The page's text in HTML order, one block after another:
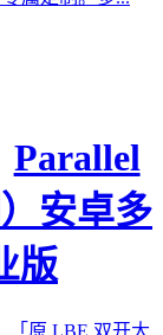
Parallel
安卓多
版
「原 LBE 双开大